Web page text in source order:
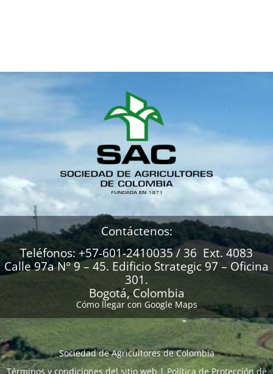
Contáctenos:
Teléfonos: +57-601-2410035 / 36 Ext. 4083
Calle 97a N° 9 – 45. Edificio Strategic 97 – Oficina
301.
Bogotá, Colombia
Cómo llegar con Google Maps
Sociedad de Agricultores de Colombia
Términos y condiciones del sitio web|Política de Protección de